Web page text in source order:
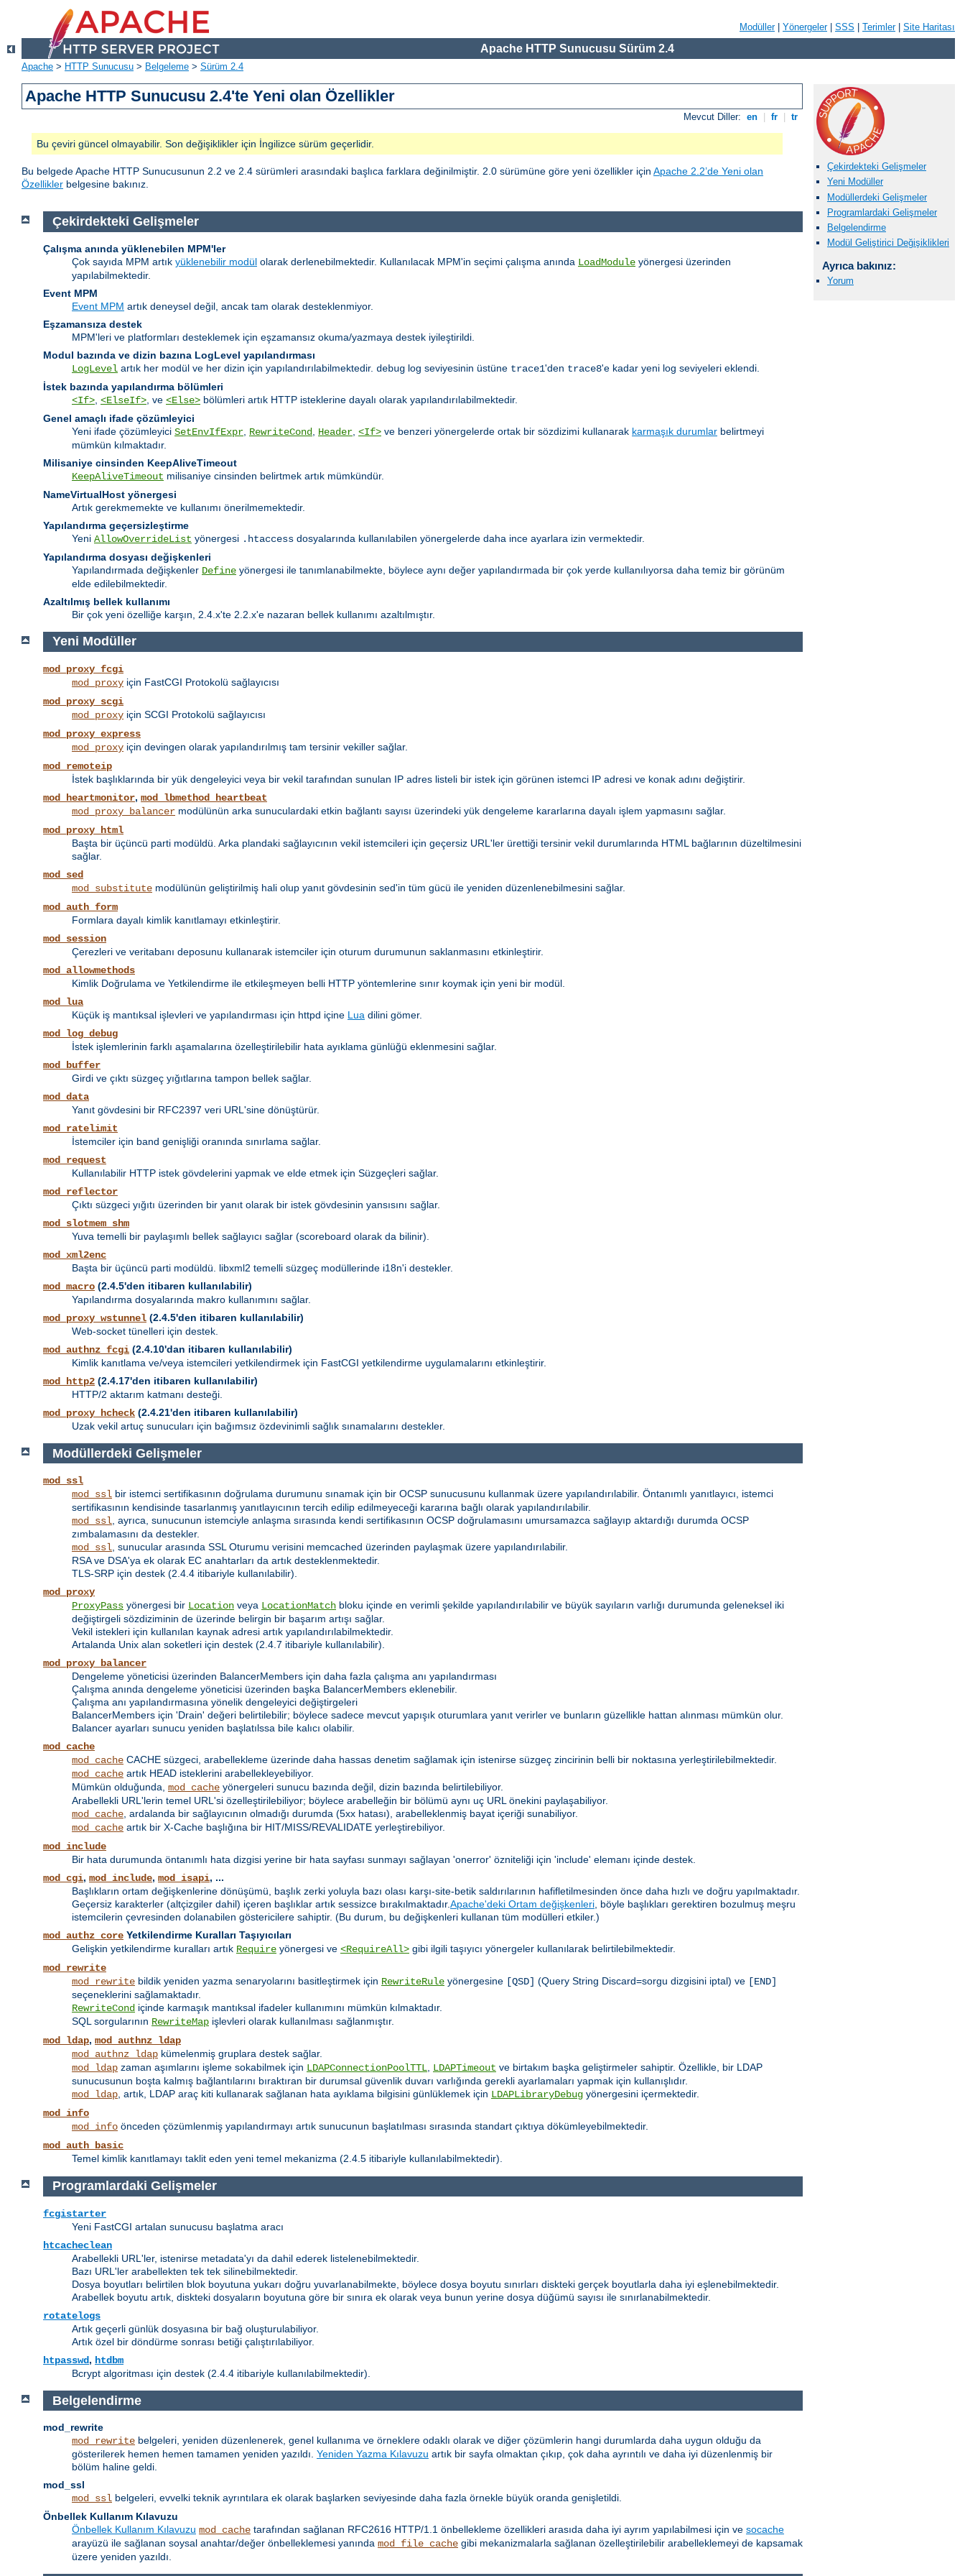
Modüller| Yönergeler| SSS Terimler| Site Haritası
Apache HTTP Sunucusu Sürüm 2.4
Apache > HTTP Sunucusu > Belgeleme > Sürüm 2.4
Apache HTTP Sunucusu 2.4'te Yeni olan Özellikler
Mevcut Diller: en fr tr
Bu çeviri güncel olmayabilir. Son değişiklikler için İngilizce sürüm geçerlidir.
Bu belgede Apache HTTP Sunucusunun 2.2 ve 2.4 sürümleri arasındaki başlıca farklara değinilmiştir. 2.0 sürümüne göre yeni özellikler için Apache 2.2’de Yeni olan
Özellikler belgesine bakınız.
Çekirdekteki Gelişmeler
Yeni Modüller
Modüllerdeki Gelişmeler
Programlardaki Gelişmeler
Belgelendirme
Modül Geliştirici Değişiklikleri
Ayrıca bakınız:
Yorum
Çekirdekteki Gelişmeler
Çalışma anında yüklenebilen MPM'ler
Çok sayıda MPM artık yüklenebilir modül olarak derlenebilmektedir. Kullanılacak MPM'in seçimi çalışma anında LoadModule yönergesi üzerinden
yapılabilmektedir.
Event MPM
Event MPM artık deneysel değil, ancak tam olarak desteklenmiyor.
Eşzamansıza destek
MPM'leri ve platformları desteklemek için eşzamansız okuma/yazmaya destek iyileştirildi.
Modul bazında ve dizin bazına LogLevel yapılandırması
LogLevel artık her modül ve her dizin için yapılandırılabilmektedir. debug log seviyesinin üstüne trace1'den trace8'e kadar yeni log seviyeleri eklendi.
İstek bazında yapılandırma bölümleri
<If> <ElseIf> , ve <Else> bölümleri artık HTTP isteklerine dayalı olarak yapılandırılabilmektedir.
Genel amaçlı ifade çözümleyici
Yeni ifade çözümleyici SetEnvIfExpr RewriteCond Header <If> ve benzeri yönergelerde ortak bir sözdizimi kullanarak karmaşık durumlar belirtmeyi
mümkün kılmaktadır.
Milisaniye cinsinden KeepAliveTimeout
KeepAliveTimeout milisaniye cinsinden belirtmek artık mümkündür.
NameVirtualHost yönergesi
Artık gerekmemekte ve kullanımı önerilmemektedir.
Yapılandırma geçersizleştirme
Yeni AllowOverrideList yönergesi .htaccess dosyalarında kullanılabilen yönergelerde daha ince ayarlara izin vermektedir.
Yapılandırma dosyası değişkenleri
Yapılandırmada değişkenler Define yönergesi ile tanımlanabilmekte, böylece aynı değer yapılandırmada bir çok yerde kullanılıyorsa daha temiz bir görünüm
elde edilebilmektedir.
Azaltılmış bellek kullanımı
Bir çok yeni özelliğe karşın, 2.4.x'te 2.2.x'e nazaran bellek kullanımı azaltılmıştır.
Yeni Modüller
mod_proxy_fcgi
mod_proxy için FastCGI Protokolü sağlayıcısı
mod_proxy_scgi
mod_proxy için SCGI Protokolü sağlayıcısı
mod_proxy_express
mod_proxy için devingen olarak yapılandırılmış tam tersinir vekiller sağlar.
mod_remoteip
İstek başlıklarında bir yük dengeleyici veya bir vekil tarafından sunulan IP adres listeli bir istek için görünen istemci IP adresi ve konak adını değiştirir.
mod_heartmonitor, mod_lbmethod_heartbeat
mod_proxy_balancer modülünün arka sunuculardaki etkin bağlantı sayısı üzerindeki yük dengeleme kararlarına dayalı işlem yapmasını sağlar.
mod_proxy_html
Başta bir üçüncü parti modüldü. Arka plandaki sağlayıcının vekil istemcileri için geçersiz URL'ler ürettiği tersinir vekil durumlarında HTML bağlarının düzeltilmesini
sağlar.
mod_sed
mod_substitute modülünün geliştirilmiş hali olup yanıt gövdesinin sed'in tüm gücü ile yeniden düzenlenebilmesini sağlar.
mod_auth_form
Formlara dayalı kimlik kanıtlamayı etkinleştirir.
mod_session
Çerezleri ve veritabanı deposunu kullanarak istemciler için oturum durumunun saklanmasını etkinleştirir.
mod_allowmethods
Kimlik Doğrulama ve Yetkilendirme ile etkileşmeyen belli HTTP yöntemlerine sınır koymak için yeni bir modül.
mod_lua
Küçük iş mantıksal işlevleri ve yapılandırması için httpd içine Lua dilini gömer.
mod_log_debug
İstek işlemlerinin farklı aşamalarına özelleştirilebilir hata ayıklama günlüğü eklenmesini sağlar.
mod_buffer
Girdi ve çıktı süzgeç yığıtlarına tampon bellek sağlar.
mod_data
Yanıt gövdesini bir RFC2397 veri URL'sine dönüştürür.
mod_ratelimit
İstemciler için band genişliği oranında sınırlama sağlar.
mod_request
Kullanılabilir HTTP istek gövdelerini yapmak ve elde etmek için Süzgeçleri sağlar.
mod_reflector
Çıktı süzgeci yığıtı üzerinden bir yanıt olarak bir istek gövdesinin yansısını sağlar.
mod_slotmem_shm
Yuva temelli bir paylaşımlı bellek sağlayıcı sağlar (scoreboard olarak da bilinir).
mod_xml2enc
Başta bir üçüncü parti modüldü. libxml2 temelli süzgeç modüllerinde i18n'i destekler.
mod_macro (2.4.5'den itibaren kullanılabilir)
Yapılandırma dosyalarında makro kullanımını sağlar.
mod_proxy_wstunnel (2.4.5'den itibaren kullanılabilir)
Web-socket tünelleri için destek.
mod_authnz_fcgi (2.4.10'dan itibaren kullanılabilir)
Kimlik kanıtlama ve/veya istemcileri yetkilendirmek için FastCGI yetkilendirme uygulamalarını etkinleştirir.
mod_http2 (2.4.17'den itibaren kullanılabilir)
HTTP/2 aktarım katmanı desteği.
mod_proxy_hcheck (2.4.21'den itibaren kullanılabilir)
Uzak vekil artuç sunucuları için bağımsız özdevinimli sağlık sınamalarını destekler.
Modüllerdeki Gelişmeler
mod_ssl
mod_ssl bir istemci sertifikasının doğrulama durumunu sınamak için bir OCSP sunucusunu kullanmak üzere yapılandırılabilir. Öntanımlı yanıtlayıcı, istemci
sertifikasının kendisinde tasarlanmış yanıtlayıcının tercih edilip edilmeyeceği kararına bağlı olarak yapılandırılabilir.
mod_ssl, ayrıca, sunucunun istemciyle anlaşma sırasında kendi sertifikasının OCSP doğrulamasını umursamazca sağlayıp aktardığı durumda OCSP
zımbalamasını da destekler.
mod_ssl, sunucular arasında SSL Oturumu verisini memcached üzerinden paylaşmak üzere yapılandırılabilir.
RSA ve DSA'ya ek olarak EC anahtarları da artık desteklenmektedir.
TLS-SRP için destek (2.4.4 itibariyle kullanılabilir).
mod_proxy
ProxyPass yönergesi bir Location veya LocationMatch bloku içinde en verimli şekilde yapılandırılabilir ve büyük sayıların varlığı durumunda geleneksel iki
değiştirgeli sözdiziminin de üzerinde belirgin bir başarım artışı sağlar.
Vekil istekleri için kullanılan kaynak adresi artık yapılandırılabilmektedir.
Artalanda Unix alan soketleri için destek (2.4.7 itibariyle kullanılabilir).
mod_proxy_balancer
Dengeleme yöneticisi üzerinden BalancerMembers için daha fazla çalışma anı yapılandırması
Çalışma anında dengeleme yöneticisi üzerinden başka BalancerMembers eklenebilir.
Çalışma anı yapılandırmasına yönelik dengeleyici değiştirgeleri
BalancerMembers için 'Drain' değeri belirtilebilir; böylece sadece mevcut yapışık oturumlara yanıt verirler ve bunların güzellikle hattan alınması mümkün olur.
Balancer ayarları sunucu yeniden başlatılssa bile kalıcı olabilir.
mod_cache
mod_cache CACHE süzgeci, arabellekleme üzerinde daha hassas denetim sağlamak için istenirse süzgeç zincirinin belli bir noktasına yerleştirilebilmektedir.
mod_cache artık HEAD isteklerini arabellekleyebiliyor.
Mümkün olduğunda, mod_cache yönergeleri sunucu bazında değil, dizin bazında belirtilebiliyor.
Arabellekli URL'lerin temel URL'si özelleştirilebiliyor; böylece arabelleğin bir bölümü aynı uç URL önekini paylaşabiliyor.
mod_cache, ardalanda bir sağlayıcının olmadığı durumda (5xx hatası), arabelleklenmiş bayat içeriği sunabiliyor.
mod_cache artık bir X-Cache başlığına bir HIT/MISS/REVALIDATE yerleştirebiliyor.
mod_include
Bir hata durumunda öntanımlı hata dizgisi yerine bir hata sayfası sunmayı sağlayan 'onerror' özniteliği için 'include' elemanı içinde destek.
mod_cgi, mod_include, mod_isapi, ...
Başlıkların ortam değişkenlerine dönüşümü, başlık zerki yoluyla bazı olası karşı-site-betik saldırılarının hafifletilmesinden önce daha hızlı ve doğru yapılmaktadır.
Geçersiz karakterler (altçizgiler dahil) içeren başlıklar artık sessizce bırakılmaktadır.Apache'deki Ortam değişkenleri, böyle başlıkları gerektiren bozulmuş meşru
istemcilerin çevresinden dolanabilen göstericilere sahiptir. (Bu durum, bu değişkenleri kullanan tüm modülleri etkiler.)
mod_authz_core Yetkilendirme Kuralları Taşıyıcıları
Gelişkin yetkilendirme kuralları artık Require yönergesi ve <RequireAll> gibi ilgili taşıyıcı yönergeler kullanılarak belirtilebilmektedir.
mod_rewrite
mod_rewrite bildik yeniden yazma senaryolarını basitleştirmek için RewriteRule yönergesine [QSD] (Query String Discard=sorgu dizgisini iptal) ve [END]
seçeneklerini sağlamaktadır.
RewriteCond içinde karmaşık mantıksal ifadeler kullanımını mümkün kılmaktadır.
SQL sorgularının RewriteMap işlevleri olarak kullanılması sağlanmıştır.
mod_ldap, mod_authnz_ldap
mod_authnz_ldap kümelenmiş gruplara destek sağlar.
mod_ldap zaman aşımlarını işleme sokabilmek için LDAPConnectionPoolTTL, LDAPTimeout ve birtakım başka geliştirmeler sahiptir. Özellikle, bir LDAP
sunucusunun boşta kalmış bağlantılarını bıraktıran bir durumsal güvenlik duvarı varlığında gerekli ayarlamaları yapmak için kullanışlıdır.
mod_ldap, artık, LDAP araç kiti kullanarak sağlanan hata ayıklama bilgisini günlüklemek için LDAPLibraryDebug yönergesini içermektedir.
mod_info
mod_info önceden çözümlenmiş yapılandırmayı artık sunucunun başlatılması sırasında standart çıktıya dökümleyebilmektedir.
mod_auth_basic
Temel kimlik kanıtlamayı taklit eden yeni temel mekanizma (2.4.5 itibariyle kullanılabilmektedir).
Programlardaki Gelişmeler
fcgistarter
Yeni FastCGI artalan sunucusu başlatma aracı
htcacheclean
Arabellekli URL'ler, istenirse metadata'yı da dahil ederek listelenebilmektedir.
Bazı URL'ler arabellekten tek tek silinebilmektedir.
Dosya boyutları belirtilen blok boyutuna yukarı doğru yuvarlanabilmekte, böylece dosya boyutu sınırları diskteki gerçek boyutlarla daha iyi eşlenebilmektedir.
Arabellek boyutu artık, diskteki dosyaların boyutuna göre bir sınıra ek olarak veya bunun yerine dosya düğümü sayısı ile sınırlanabilmektedir.
rotatelogs
Artık geçerli günlük dosyasına bir bağ oluşturulabiliyor.
Artık özel bir döndürme sonrası betiği çalıştırılabiliyor.
htpasswd, htdbm
Bcrypt algoritması için destek (2.4.4 itibariyle kullanılabilmektedir).
Belgelendirme
mod_rewrite
mod_rewrite belgeleri, yeniden düzenlenerek, genel kullanıma ve örneklere odaklı olarak ve diğer çözümlerin hangi durumlarda daha uygun olduğu da
gösterilerek hemen hemen tamamen yeniden yazıldı. Yeniden Yazma Kılavuzu artık bir sayfa olmaktan çıkıp, çok daha ayrıntılı ve daha iyi düzenlenmiş bir
bölüm haline geldi.
mod_ssl
mod_ssl belgeleri, evvelki teknik ayrıntılara ek olarak başlarken seviyesinde daha fazla örnekle büyük oranda genişletildi.
Önbellek Kullanım Kılavuzu
Önbellek Kullanım Kılavuzu mod_cache tarafından sağlanan RFC2616 HTTP/1.1 önbellekleme özellikleri arasıda daha iyi ayrım yapılabilmesi için ve socache
arayüzü ile sağlanan soysal anahtar/değer önbelleklemesi yanında mod_file_cache gibi mekanizmalarla sağlanan özelleştirilebilir arabelleklemeyi de kapsamak
üzere yeniden yazıldı.